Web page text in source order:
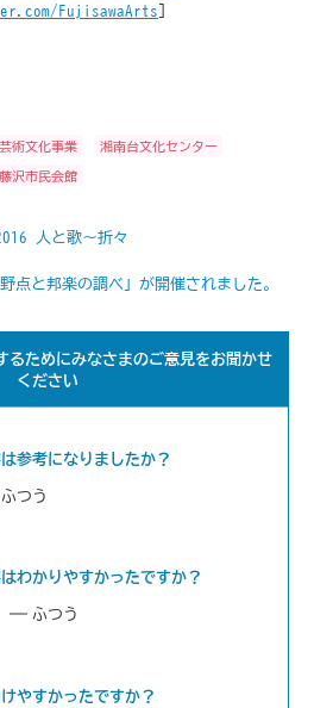
FujisawaArts
芸術文化事業 湘南台文化センター
藤沢市民会館
人と歌～折々
点と邦楽の調べ」が開催されました。
るためにみなさまのご意見をお聞かせ
ください
参考になりましたか？
ふつう
わかりやすかったですか？
ふつう
やすかったですか？